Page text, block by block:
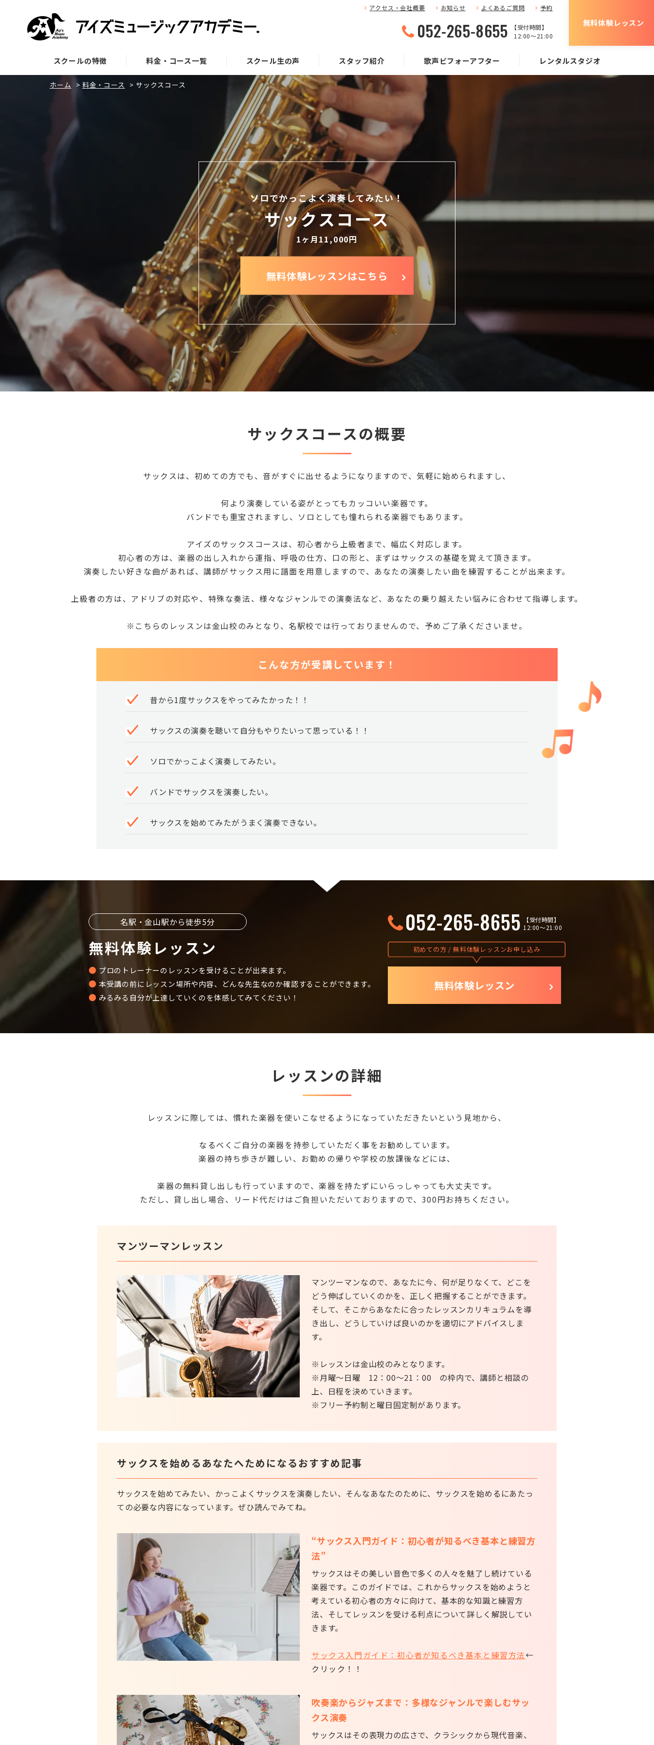
アクセス・会社概要 お知らせ よくあるご質問 予約
052-265-8655
【受付時間】
12:00〜21:00
無料体験レッスン
スクールの特徴 料金・コース一覧 スクール生の声 スタッフ紹介 歌声ビフォーアフター レンタルスタジオ
ソロでかっこよく演奏してみたい！
サックスコース
1ヶ月11,000円
無料体験レッスンはこちら
ホーム > 料金・コース > サックスコース
サックスコースの概要
サックスは、初めての方でも、音がすぐに出せるようになりますので、気軽に始められますし、
何より演奏している姿がとってもカッコいい楽器です。
バンドでも重宝されますし、ソロとしても憧れられる楽器でもあります。
アイズのサックスコースは、初心者から上級者まで、幅広く対応します。
初心者の方は、楽器の出し入れから運指、呼吸の仕方、口の形と、まずはサックスの基礎を覚えて頂きます。
演奏したい好きな曲があれば、講師がサックス用に譜面を用意しますので、あなたの演奏したい曲を練習することが出来ます。
上級者の方は、アドリブの対応や、特殊な奏法、様々なジャンルでの演奏法など、あなたの乗り越えたい悩みに合わせて指導します。
※こちらのレッスンは金山校のみとなり、名駅校では行っておりませんので、予めご了承くださいませ。
こんな方が受講しています！
昔から1度サックスをやってみたかった！！
サックスの演奏を聴いて自分もやりたいって思っている！！
ソロでかっこよく演奏してみたい。
バンドでサックスを演奏したい。
サックスを始めてみたがうまく演奏できない。
名駅・金山駅から徒歩5分
無料体験レッスン
プロのトレーナーのレッスンを受けることが出来ます。
本受講の前にレッスン場所や内容、どんな先生なのか確認することができます。
みるみる自分が上達していくのを体感してみてください！
052-265-8655
【受付時間】
12:00〜21:00
初めての方 / 無料体験レッスンお申し込み
無料体験レッスン
レッスンの詳細
レッスンに際しては、慣れた楽器を使いこなせるようになっていただきたいという見地から、
なるべくご自分の楽器を持参していただく事をお勧めしています。
楽器の持ち歩きが難しい、お勤めの帰りや学校の放課後などには、
楽器の無料貸し出しも行っていますので、楽器を持たずにいらっしゃっても大丈夫です。
ただし、貸し出し場合、リード代だけはご負担いただいておりますので、300円お持ちください。
マンツーマンレッスン
マンツーマンなので、あなたに今、何が足りなくて、どこを
どう伸ばしていくのかを、正しく把握することができます。
そして、そこからあなたに合ったレッスンカリキュラムを導
き出し、どうしていけば良いのかを適切にアドバイスしま
す。
※レッスンは金山校のみとなります。
※月曜～日曜 12：00～21：00 の枠内で、講師と相談の
上、日程を決めていきます。
※フリー予約制と曜日固定制があります。
サックスを始めるあなたへためになるおすすめ記事
サックスを始めてみたい、かっこよくサックスを演奏したい、そんなあなたのために、サックスを始めるにあたっ
ての必要な内容になっています。ぜひ読んでみてね。
“サックス入門ガイド：初心者が知るべき基本と練習方
法”
サックスはその美しい音色で多くの人々を魅了し続けている
楽器です。このガイドでは、これからサックスを始めようと
考えている初心者の方々に向けて、基本的な知識と練習方
法、そしてレッスンを受ける利点について詳しく解説してい
きます。
サックス入門ガイド：初心者が知るべき基本と練習方法←
クリック！！
吹奏楽からジャズまで：多様なジャンルで楽しむサッ
クス演奏
サックスはその表現力の広さで、クラシックから現代音楽、